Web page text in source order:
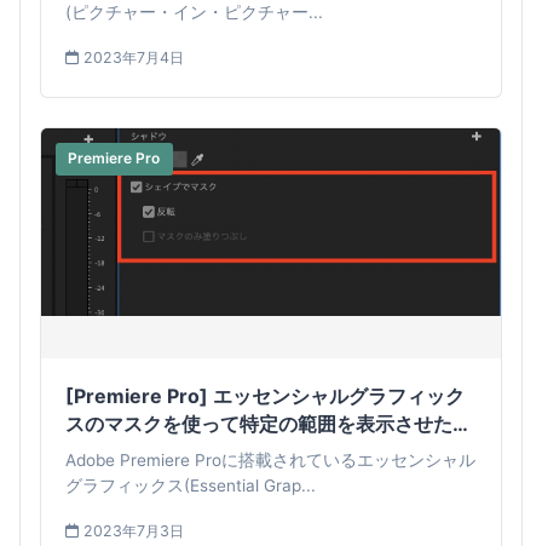
(ピクチャー・イン・ピクチャー...
2023年7月4日
Premiere Pro
[Premiere Pro] エッセンシャルグラフィック
スのマスクを使って特定の範囲を表示させた
り、複雑なグラフィックを作成してみよう！
Adobe Premiere Proに搭載されているエッセンシャル
グラフィックス(Essential Grap...
2023年7月3日